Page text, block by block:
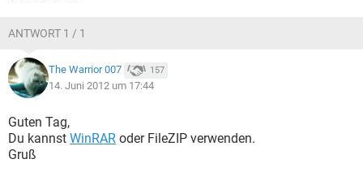
ANTWORT 1 / 1
The Warrior 007 157
14. Juni 2012 um 17:44
Guten Tag,
Du kannst WinRAR oder FileZIP verwenden.
Gruß